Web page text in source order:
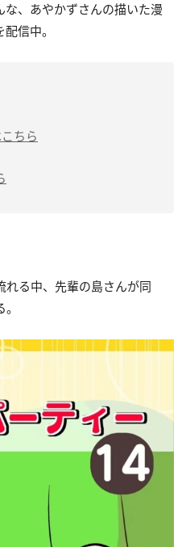
な、あやかずさんの描いた漫
信中。
ちら
る中、先輩の島さんが同